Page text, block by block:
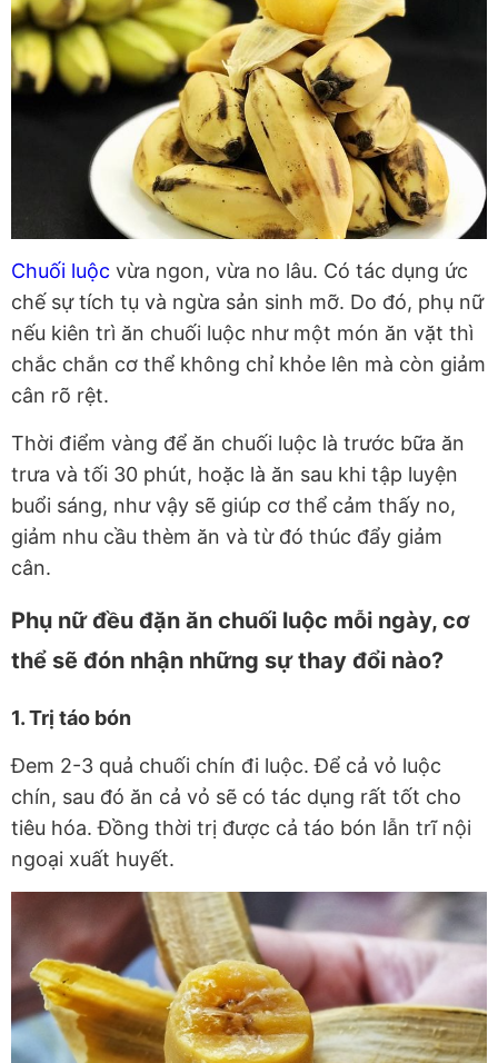
Chuối luộc vừa ngon, vừa no lâu. Có tác dụng ức
chế sự tích tụ và ngừa sản sinh mỡ. Do đó, phụ nữ
nếu kiên trì ăn chuối luộc như một món ăn vặt thì
chắc chắn cơ thể không chỉ khỏe lên mà còn giảm
cân rõ rệt.
Thời điểm vàng để ăn chuối luộc là trước bữa ăn
trưa và tối 30 phút, hoặc là ăn sau khi tập luyện
buổi sáng, như vậy sẽ giúp cơ thể cảm thấy no,
giảm nhu cầu thèm ăn và từ đó thúc đẩy giảm
cân.
Phụ nữ đều đặn ăn chuối luộc mỗi ngày, cơ
thể sẽ đón nhận những sự thay đổi nào?
1. Trị táo bón
Đem 2-3 quả chuối chín đi luộc. Để cả vỏ luộc
chín, sau đó ăn cả vỏ sẽ có tác dụng rất tốt cho
tiêu hóa. Đồng thời trị được cả táo bón lẫn trĩ nội
ngoại xuất huyết.